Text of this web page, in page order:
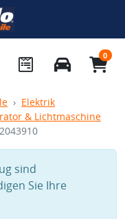
0
Elektrik
& Lichtmaschine
sind
Sie Ihre